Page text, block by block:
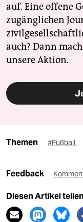
auf. Eine offene
zugänglichen
auch? Dann
unsere Aktion.
Themen #Fußball
Feedback
Diesen Artikel